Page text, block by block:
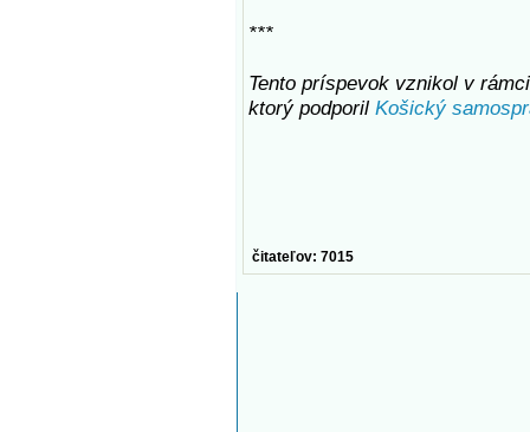
***
Tento príspevok vznikol v
ktorý podporil Košický
čitateľov: 7015